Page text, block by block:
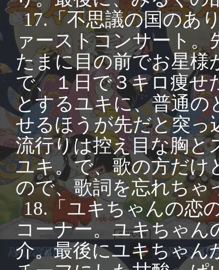
17.「不思議の国のあ
ァーストコンサート。
たまに目の前でお星
で、１日で３キロ痩せ
とするユキに、普通の
せるほうが先だと突っ
流行りは控え目な胸と
ユキ。で、歌の方だけ
ので、歌詞を忘れちゃ
18.「ユキちゃんの恋
コーナー。ユキちゃ
介。最後にユキちゃん